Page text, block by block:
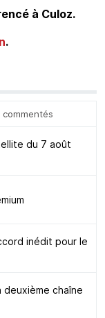
à Culoz.
.
commentés
du 7 août
inédit pour le
deuxième chaîne